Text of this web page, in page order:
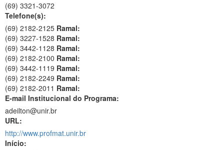
(69) 3321-3072
Telefone(s):
(69) 2182-2125 Ramal:
(69) 3227-1528 Ramal:
(69) 3442-1128 Ramal:
(69) 2182-2100 Ramal:
(69) 3442-1119 Ramal:
(69) 2182-2249 Ramal:
(69) 2182-2011 Ramal:
E-mail Institucional do Programa:
adeilton@unir.br
URL:
http://www.profmat.unir.br
Início: